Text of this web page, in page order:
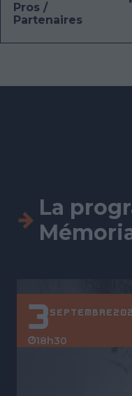
Pros /
Partenaires
La
3 SEPTEMBRE
18h30